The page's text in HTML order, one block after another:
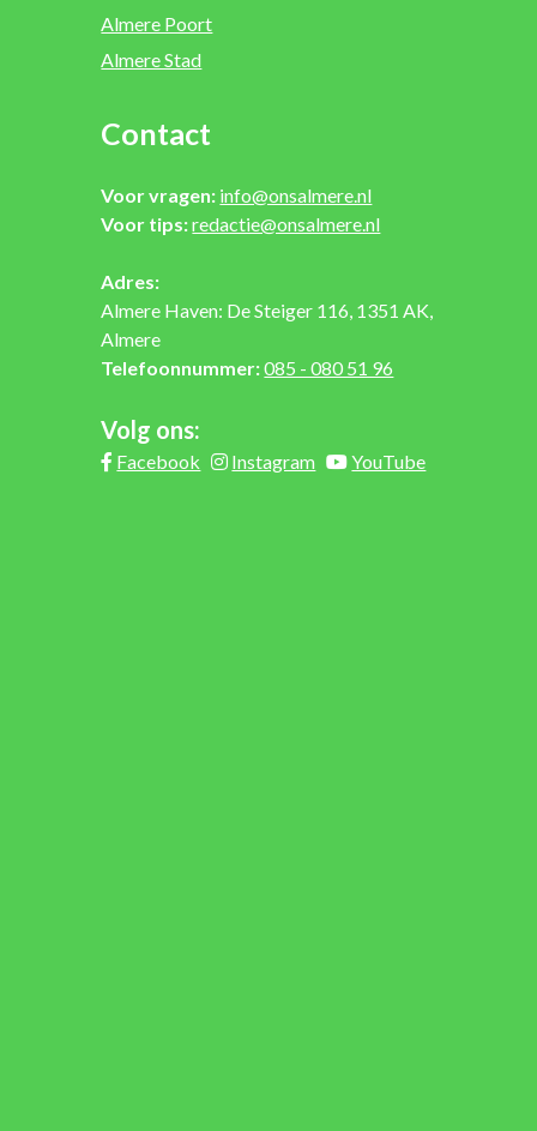
Almere Poort
Almere Stad
Contact
Voor vragen: info@onsalmere.nl
Voor tips:redactie@onsalmere.nl
Adres:
Almere Haven: De Steiger 116, 1351 AK,
Almere
Telefoonnummer:085 - 080 51 96
Volg ons:
Facebook Instagram YouTube